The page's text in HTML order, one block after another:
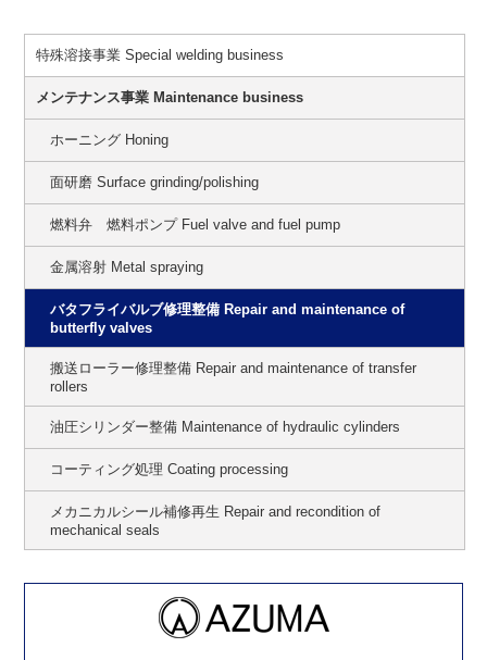
特殊溶接事業 Special welding business
メンテナンス事業 Maintenance business
ホーニング Honing
面研磨 Surface grinding/polishing
燃料弁 燃料ポンプ Fuel valve and fuel pump
金属溶射 Metal spraying
バタフライバルブ修理整備 Repair and maintenance of
butterfly valves
搬送ローラー修理整備 Repair and maintenance of transfer
rollers
油圧シリンダー整備 Maintenance of hydraulic cylinders
コーティング処理 Coating processing
メカニカルシール補修再生 Repair and recondition of
mechanical seals